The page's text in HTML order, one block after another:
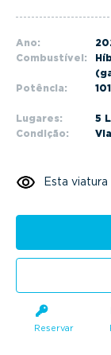
Ano:
Combustível:
Potência:
Lugares:
5
Condição:
Esta
Reservar